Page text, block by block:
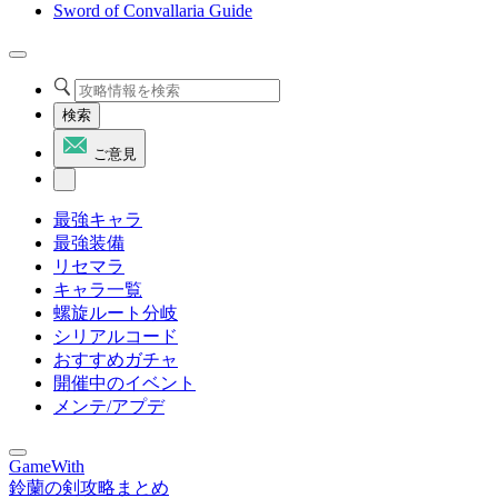
Sword of Convallaria Guide
検索
ご意見
最強キャラ
最強装備
リセマラ
キャラ一覧
螺旋ルート分岐
シリアルコード
おすすめガチャ
開催中のイベント
メンテ/アプデ
GameWith
鈴蘭の剣攻略まとめ